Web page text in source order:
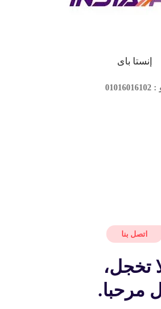
إنستا باى
اتصل بنا
تخجل،
مرحبا.